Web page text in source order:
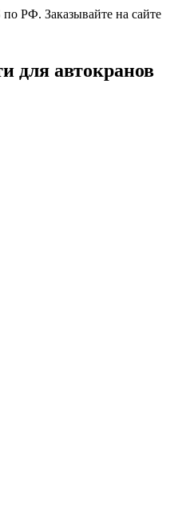
РФ. Заказывайте на сайте
для автокранов